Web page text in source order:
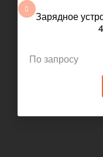
Зарядное
По запросу